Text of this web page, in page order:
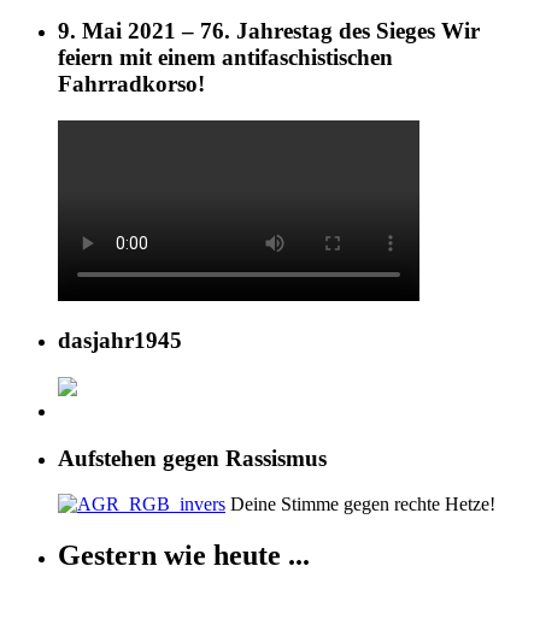
9. Mai 2021 – 76. Jahrestag des Sieges Wir
feiern mit einem antifaschistischen
Fahrradkorso!
dasjahr1945
Aufstehen gegen Rassismus
Deine Stimme gegen rechte Hetze!
Gestern wie heute ...